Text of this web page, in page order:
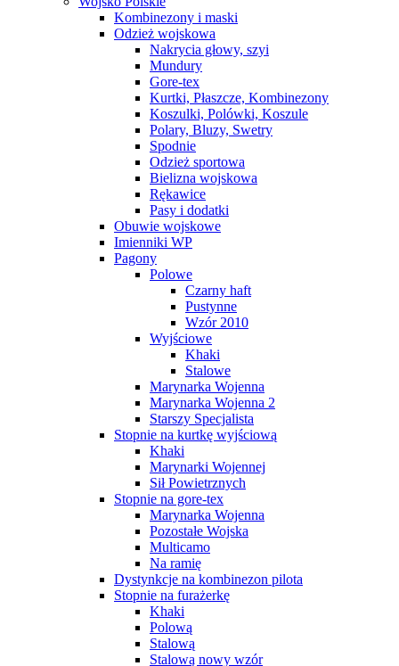
Kombinezony i maski
Odzież wojskowa
Nakrycia głowy, szyi
Mundury
Gore-tex
Kurtki, Płaszcze, Kombinezony
Koszulki, Polówki, Koszule
Polary, Bluzy, Swetry
Spodnie
Odzież sportowa
Bielizna wojskowa
Rękawice
Pasy i dodatki
Obuwie wojskowe
Imienniki WP
Pagony
Polowe
Czarny haft
Pustynne
Wzór 2010
Wyjściowe
Khaki
Stalowe
Marynarka Wojenna
Marynarka Wojenna 2
Starszy Specjalista
Stopnie na kurtkę wyjściową
Khaki
Marynarki Wojennej
Sił Powietrznych
Stopnie na gore-tex
Marynarka Wojenna
Pozostałe Wojska
Multicamo
Na ramię
Dystynkcje na kombinezon pilota
Stopnie na furażerkę
Khaki
Polową
Stalową
Stalową nowy wzór